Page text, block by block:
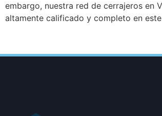
embargo, nuestra red de cerrajeros en
altamente calificado y completo en